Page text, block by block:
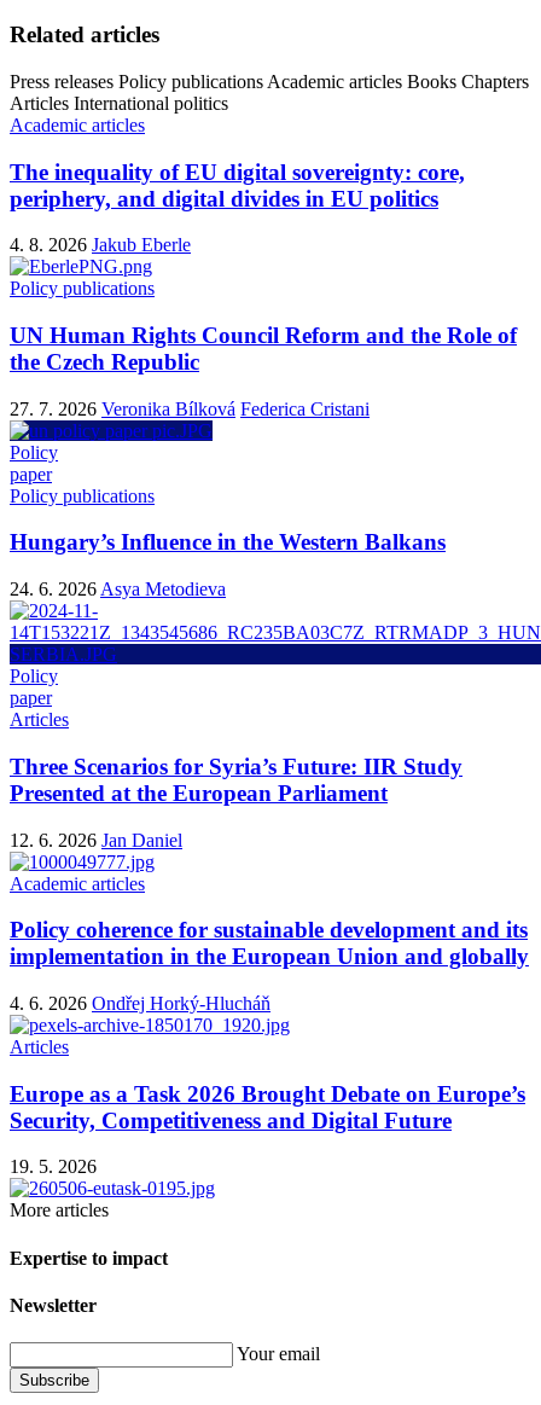
Related articles
Press releases Policy publications Academic articles Books Chapters
Articles International politics
Academic articles
The inequality of EU digital sovereignty: core,
periphery, and digital divides in EU politics
4. 8. 2026 Jakub Eberle
Policy publications
UN Human Rights Council Reform and the Role of
the Czech Republic
27. 7. 2026 Veronika Bílková Federica Cristani
Policy
paper
Policy publications
Hungary’s Influence in the Western Balkans
24. 6. 2026 Asya Metodieva
Policy
paper
Articles
Three Scenarios for Syria’s Future: IIR Study
Presented at the European Parliament
12. 6. 2026 Jan Daniel
Academic articles
Policy coherence for sustainable development and its
implementation in the European Union and globally
4. 6. 2026 Ondřej Horký-Hlucháň
Articles
Europe as a Task 2026 Brought Debate on Europe’s
Security, Competitiveness and Digital Future
19. 5. 2026
More articles
Expertise to impact
Newsletter
Your email
Subscribe